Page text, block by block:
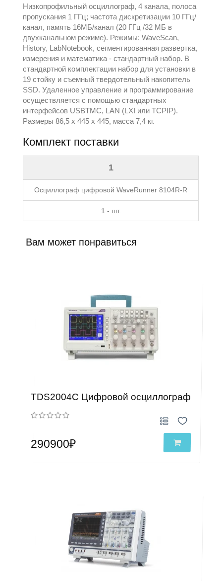
Низкопрофильный осциллограф, 4 канала, полоса
пропускания 1 ГГц; частота дискретизации 10 ГГц/
канал, память 16МБ/канал (20 ГГц /32 МБ в
двухканальном режиме). Режимы: WaveScan,
History, LabNotebook, сегментированная развертка,
измерения и математика - стандартный набор. В
стандартной комплектации набор для установки в
19 стойку и съемный твердотельный накопитель
SSD. Удаленное управление и программирование
осуществляется с помощью стандартных
интерфейсов USBTMC, LAN (LXI или TCPIP).
Размеры 86,5 x 445 x 445, масса 7,4 кг.
Комплект поставки
1
Осциллограф цифровой WaveRunner 8104R-R
1 - шт.
Вам может понравиться
TDS2004C Цифровой осциллограф
290900₽